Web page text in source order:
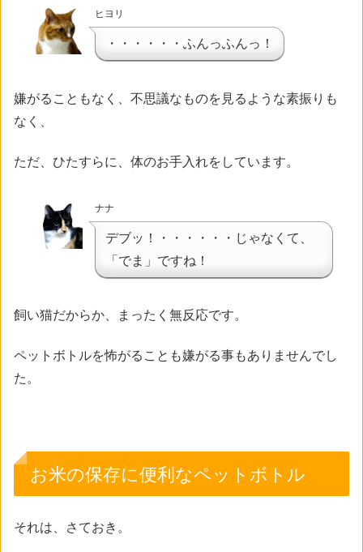
ヒヨリ
・・・・・・ふんっふんっ！
嫌がることもなく、不思議なものを見るような素振りも
なく、
ただ、ひたすらに、体のお手入れをしています。
ナナ
デブッ！・・・・・・じゃなくて、
「でま」ですね！
飼い猫だからか、まったく無反応です。
ペットボトルを怖がることも嫌がる事もありませんでし
た。
お米の保存に便利なペットボトル
それは、さておき。